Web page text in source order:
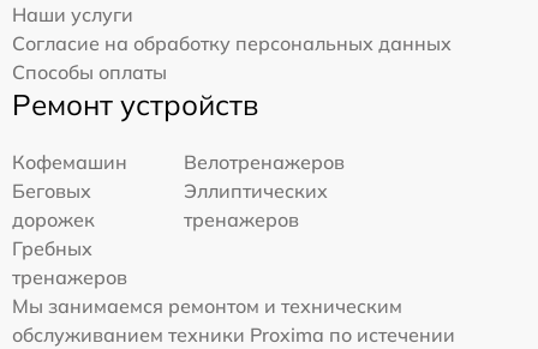
Наши услуги
Согласие на обработку персональных данных
Способы оплаты
Ремонт устройств
Кофемашин
Велотренажеров
Беговых
дорожек
Эллиптических
тренажеров
Гребных
тренажеров
Мы занимаемся ремонтом и техническим
обслуживанием техники Proxima по истечении